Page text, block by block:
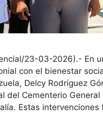
23-03-2026).- En
con el bienestar
Delcy Rodríguez
del Cementerio
Estas